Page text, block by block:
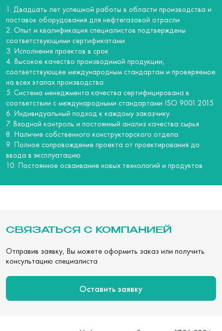
1. Двадцать лет успешной работы в области производства и
поставок оборудования для нефтегазовой отрасли
2. Опыт и квалификация специалистов подтверждены
соответствующими сертификатами
3. Исполнения проектов в срок
4. Высокое качество производимой продукции,
соответствующее международным стандартам и проверяемое
на всех этапах производства
5. Система менеджмента качества сертифицирована в
соответствии с международными стандартами ISO 9001:2015
6. Индивидуальный подход к каждому заказчику
7. Входной контроль и постоянный анализ качества сырья
8. Наличие собственного конструкторского отдела
9. Полное сопровождение проекта от проектирования до
ввода в эксплуатацию
10. Постоянное осваивание новых технологий и продуктов
СВЯЗАТЬСЯ С КОМПАНИЕЙ
Отправив заявку, Вы можете оформить заказ или получить
консультацию специалиста
Оставить заявку